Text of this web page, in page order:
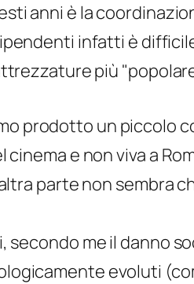
anni è la
infatti è
più
prodotto un piccolo
e non viva a
parte non sembra
secondo me il danno
evoluti